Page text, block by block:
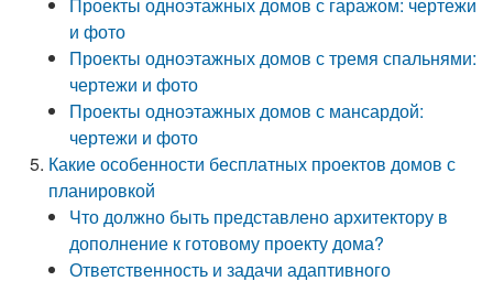
и фото
Проекты одноэтажных домов с тремя спальнями:
чертежи и фото
Проекты одноэтажных домов с мансардой:
чертежи и фото
Какие особенности бесплатных проектов домов с
планировкой
Что должно быть представлено архитектору в
дополнение к готовому проекту дома?
Ответственность и задачи адаптивного